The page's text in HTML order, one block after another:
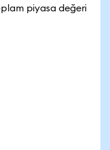
piyasa değeri